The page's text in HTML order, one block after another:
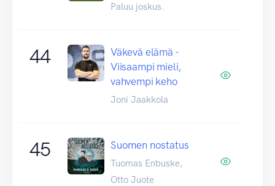
Paluu joskus.
44
Väkevä elämä -
Viisaampi mieli,
vahvempi keho
Joni Jaakkola
45 Suomen nostatus
Tuomas Enbuske,
Otto Juote